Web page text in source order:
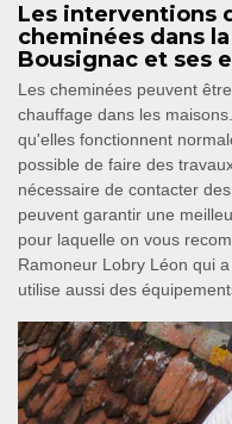
Les interventions
cheminées dans
Bousignac et ses
Les cheminées peuvent
chauffage dans les
qu'elles fonctionnent
possible de faire des
nécessaire de contacter
peuvent garantir une
pour laquelle on vous
Ramoneur Lobry Léon qui
utilise aussi des